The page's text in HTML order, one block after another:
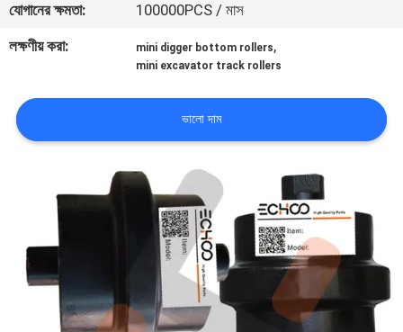
উদ্ধৃতির
জন্য
আবেদন
সাইট
PRIVACY
POLICY
যোগানের ক্ষমতা:
100000PCS / মাস
লক্ষণীয় করা:
mini digger bottom rollers,
mini excavator track rollers
ভালো দাম